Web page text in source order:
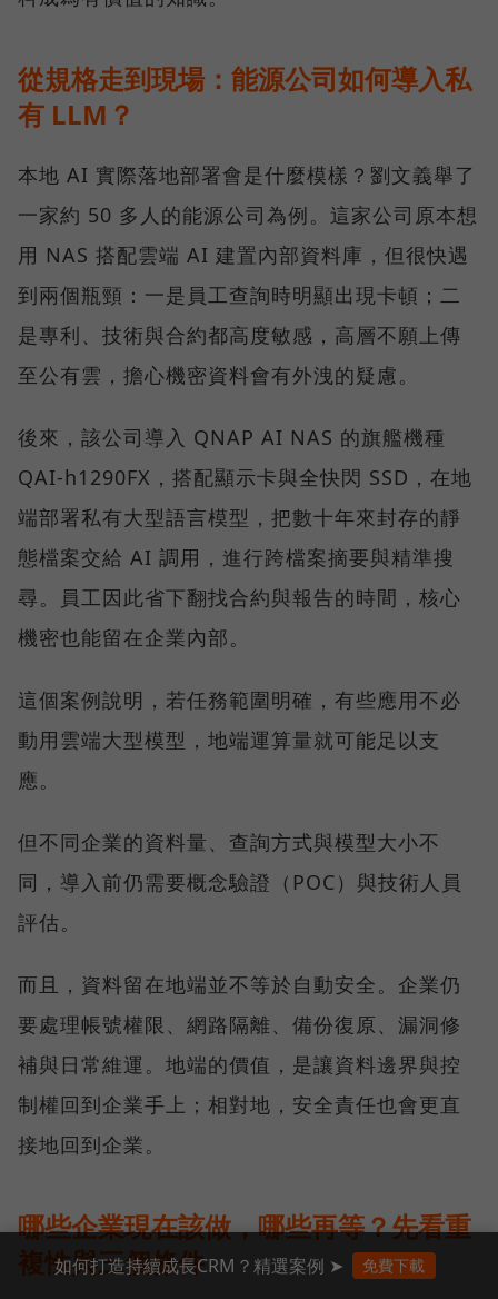
從規格走到現場：能源公司如何導入私
有 LLM？
本地 AI 實際落地部署會是什麼模樣？劉文義舉了
一家約 50 多人的能源公司為例。這家公司原本想
用 NAS 搭配雲端 AI 建置內部資料庫，但很快遇
到兩個瓶頸：一是員工查詢時明顯出現卡頓；二
是專利、技術與合約都高度敏感，高層不願上傳
至公有雲，擔心機密資料會有外洩的疑慮。
後來，該公司導入 QNAP AI NAS 的旗艦機種
QAI-h1290FX，搭配顯示卡與全快閃 SSD，在地
端部署私有大型語言模型，把數十年來封存的靜
態檔案交給 AI 調用，進行跨檔案摘要與精準搜
尋。員工因此省下翻找合約與報告的時間，核心
機密也能留在企業內部。
這個案例說明，若任務範圍明確，有些應用不必
動用雲端大型模型，地端運算量就可能足以支
應。
但不同企業的資料量、查詢方式與模型大小不
同，導入前仍需要概念驗證（POC）與技術人員
評估。
而且，資料留在地端並不等於自動安全。企業仍
要處理帳號權限、網路隔離、備份復原、漏洞修
補與日常維運。地端的價值，是讓資料邊界與控
制權回到企業手上；相對地，安全責任也會更直
接地回到企業。
哪些企業現在該做，哪些再等？先看重
複性與三個條件
如何打造持續成長CRM？精選案例 ➤ 免費下載